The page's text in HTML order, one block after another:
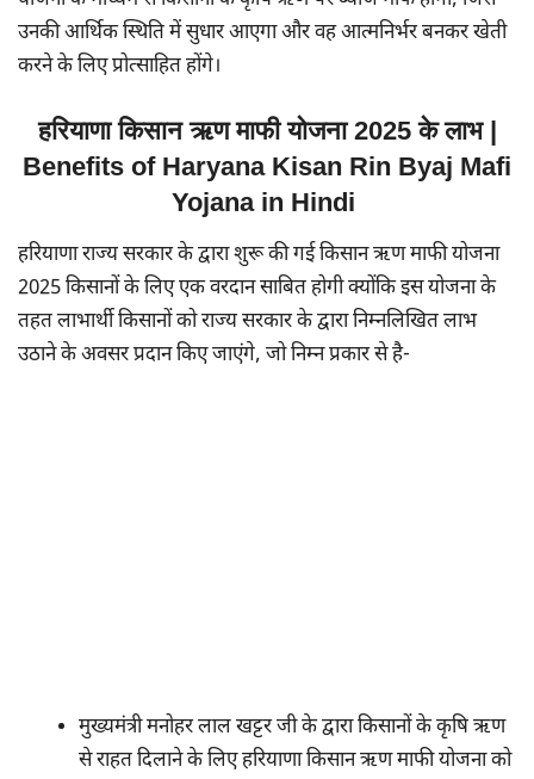
उनकी आर्थिक स्थिति में सुधार आएगा और वह आत्मनिर्भर बनकर खेती
करने के लिए प्रोत्साहित होंगे।
हरियाणा किसान ऋण माफी योजना 2025 के लाभ |
Benefits of Haryana Kisan Rin Byaj Mafi
Yojana in Hindi
हरियाणा राज्य सरकार के द्वारा शुरू की गई किसान ऋण माफी योजना
2025 किसानों के लिए एक वरदान साबित होगी क्योंकि इस योजना के
तहत लाभार्थी किसानों को राज्य सरकार के द्वारा निम्नलिखित लाभ
उठाने के अवसर प्रदान किए जाएंगे, जो निम्न प्रकार से है-
मुख्यमंत्री मनोहर लाल खट्टर जी के द्वारा किसानों के कृषि ऋण
से राहत दिलाने के लिए हरियाणा किसान ऋण माफी योजना को